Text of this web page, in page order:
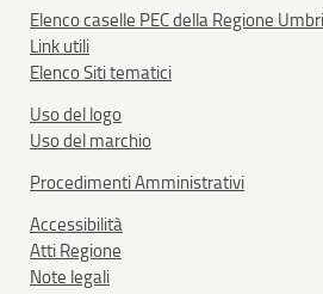
Elenco caselle PEC della Regione
Link utili
Elenco Siti tematici
Uso del logo
Uso del marchio
Procedimenti Amministrativi
Accessibilità
Atti Regione
Note legali